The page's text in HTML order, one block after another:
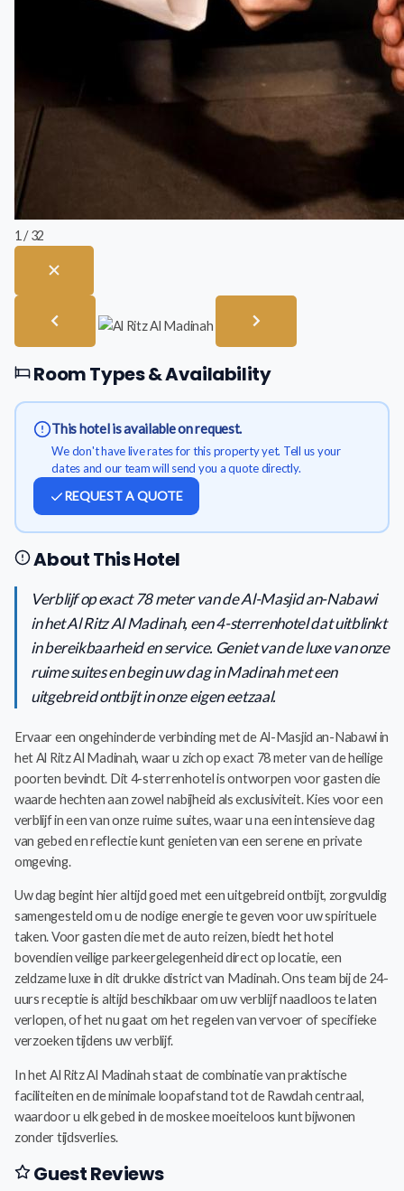
1 / 32
Room Types & Availability
This hotel is available on request.
We don't have live rates for this property yet. Tell us your
dates and our team will send you a quote directly.
REQUEST A QUOTE
About This Hotel
Verblijf op exact 78 meter van de Al-Masjid an-Nabawi
in het Al Ritz Al Madinah, een 4-sterrenhotel dat uitblinkt
in bereikbaarheid en service. Geniet van de luxe van onze
ruime suites en begin uw dag in Madinah met een
uitgebreid ontbijt in onze eigen eetzaal.
Ervaar een ongehinderde verbinding met de Al-Masjid an-Nabawi in
het Al Ritz Al Madinah, waar u zich op exact 78 meter van de heilige
poorten bevindt. Dit 4-sterrenhotel is ontworpen voor gasten die
waarde hechten aan zowel nabijheid als exclusiviteit. Kies voor een
verblijf in een van onze ruime suites, waar u na een intensieve dag
van gebed en reflectie kunt genieten van een serene en private
omgeving.
Uw dag begint hier altijd goed met een uitgebreid ontbijt, zorgvuldig
samengesteld om u de nodige energie te geven voor uw spirituele
taken. Voor gasten die met de auto reizen, biedt het hotel
bovendien veilige parkeergelegenheid direct op locatie, een
zeldzame luxe in dit drukke district van Madinah. Ons team bij de 24-
uurs receptie is altijd beschikbaar om uw verblijf naadloos te laten
verlopen, of het nu gaat om het regelen van vervoer of specifieke
verzoeken tijdens uw verblijf.
In het Al Ritz Al Madinah staat de combinatie van praktische
faciliteiten en de minimale loopafstand tot de Rawdah centraal,
waardoor u elk gebed in de moskee moeiteloos kunt bijwonen
zonder tijdsverlies.
Guest Reviews